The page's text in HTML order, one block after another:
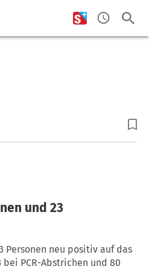
und 23
Personen neu positiv auf das
PCR-Abstrichen und 80